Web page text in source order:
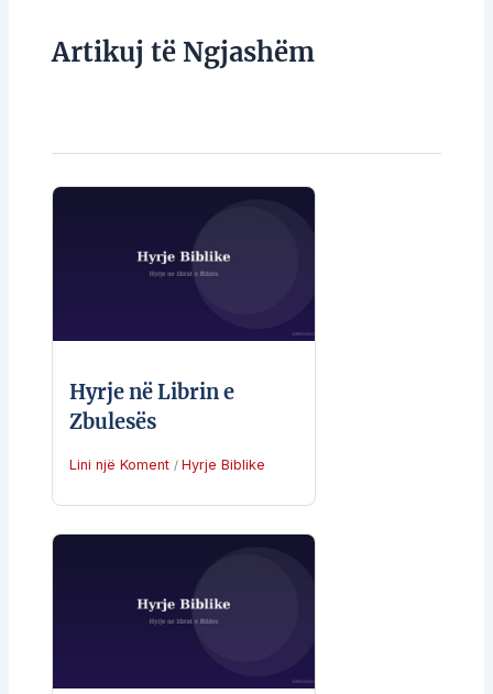
Artikuj të Ngjashëm
Hyrje në Librin e
Zbulesës
Lini një Koment / Hyrje Biblike